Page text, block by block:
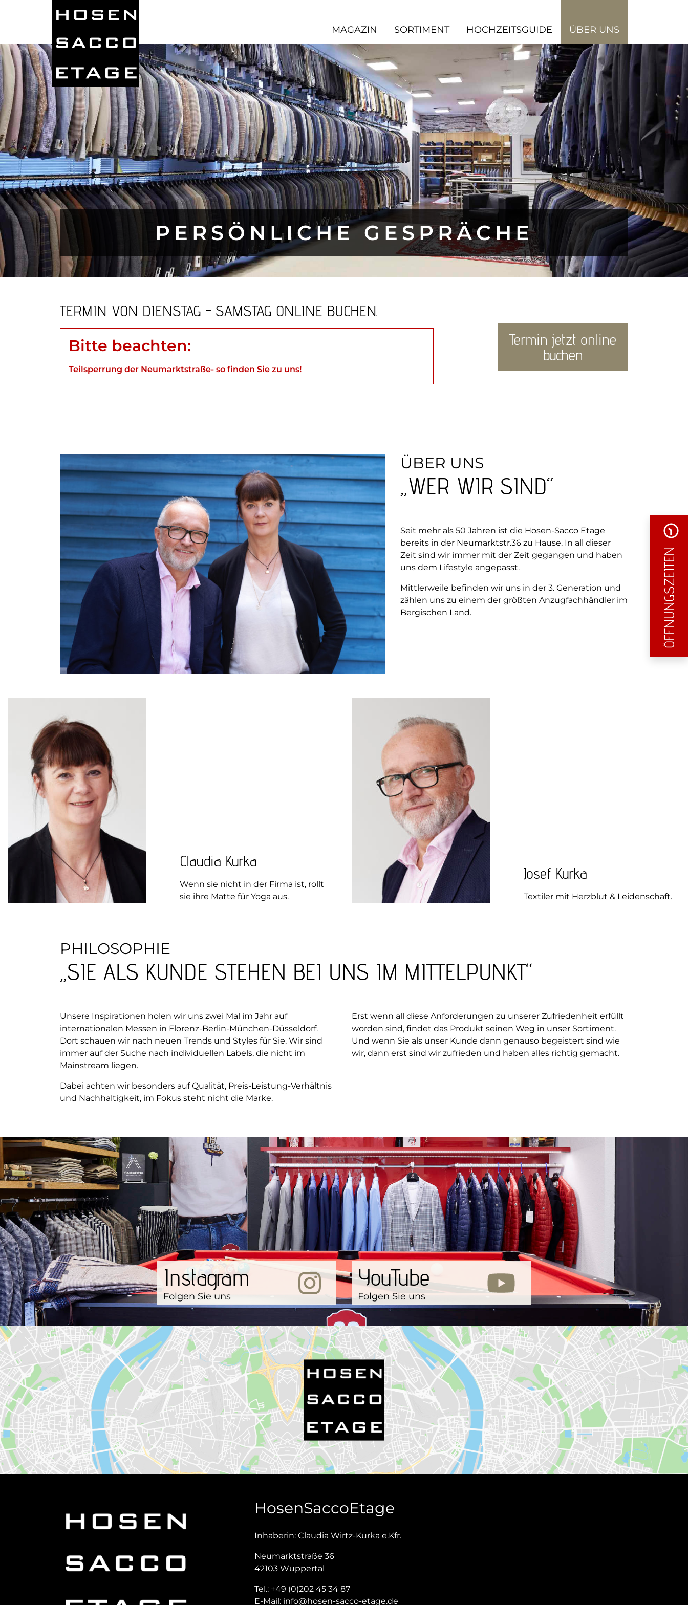
MAGAZIN SORTIMENT HOCHZEITSGUIDE ÜBER UNS
PERSÖNLICHE GESPRÄCHE
ÖFFNUNGSZEITEN
TERMIN VON DIENSTAG - SAMSTAG ONLINE BUCHEN.
Bitte beachten:
Teilsperrung der Neumarktstraße- so finden Sie zu uns!
Termin jetzt online
buchen
ÜBER UNS
„WER WIR SIND“
Seit mehr als 50 Jahren ist die Hosen-Sacco Etage
bereits in der Neumarktstr.36 zu Hause. In all dieser
Zeit sind wir immer mit der Zeit gegangen und haben
uns dem Lifestyle angepasst.
Mittlerweile befinden wir uns in der 3. Generation und
zählen uns zu einem der größten Anzugfachhändler im
Bergischen Land.
Claudia Kurka
Wenn sie nicht in der Firma ist, rollt
sie ihre Matte für Yoga aus.
Josef Kurka
Textiler mit Herzblut & Leidenschaft.
PHILOSOPHIE
„SIE ALS KUNDE STEHEN BEI UNS IM MITTELPUNKT“
Unsere Inspirationen holen wir uns zwei Mal im Jahr auf
internationalen Messen in Florenz-Berlin-München-Düsseldorf.
Dort schauen wir nach neuen Trends und Styles für Sie. Wir sind
immer auf der Suche nach individuellen Labels, die nicht im
Mainstream liegen.
Dabei achten wir besonders auf Qualität, Preis-Leistung-Verhältnis
und Nachhaltigkeit, im Fokus steht nicht die Marke.
Erst wenn all diese Anforderungen zu unserer Zufriedenheit erfüllt
worden sind, findet das Produkt seinen Weg in unser Sortiment.
Und wenn Sie als unser Kunde dann genauso begeistert sind wie
wir, dann erst sind wir zufrieden und haben alles richtig gemacht.
Instagram
Folgen Sie uns
YouTube
Folgen Sie uns
HosenSaccoEtage
Inhaberin: Claudia Wirtz-Kurka e.Kfr.
Neumarktstraße 36
42103 Wuppertal
Tel.: +49 (0)202 45 34 87
E-Mail: info@hosen-sacco-etage.de